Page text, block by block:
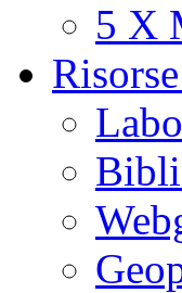
5 X